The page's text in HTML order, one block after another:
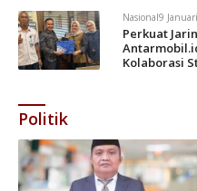
Nasional9
Perkuat
Kolaborasi
Politik